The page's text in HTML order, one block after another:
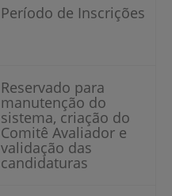
Período de Inscrições
Reservado para
manutenção do
sistema, criação do
Comitê Avaliador e
validação das
candidaturas